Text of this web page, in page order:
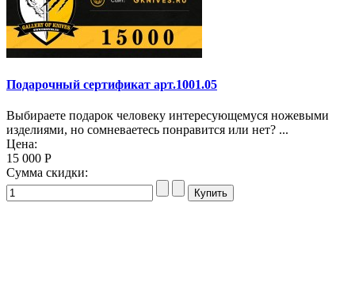
Подарочный сертификат арт.1001.05
Выбираете подарок человеку интересующемуся ножевыми
изделиями, но сомневаетесь понравится или нет? ...
Цена:
15 000 Р
Сумма скидки: